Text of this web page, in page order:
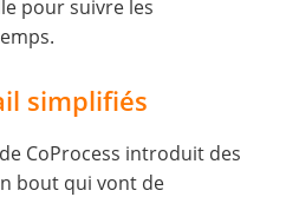
pour suivre les
simplifiés
CoProcess introduit des
bout qui vont de